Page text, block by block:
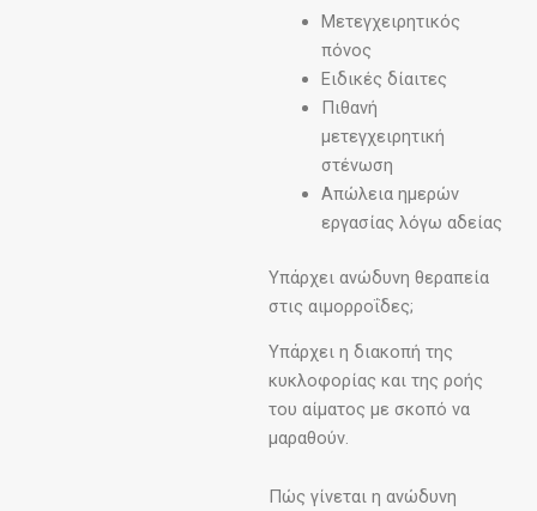
Μετεγχειρητικός
πόνος
Ειδικές δίαιτες
Πιθανή
μετεγχειρητική
στένωση
Απώλεια ημερών
εργασίας λόγω αδείας
Υπάρχει ανώδυνη θεραπεία
στις αιμορροΐδες;
Υπάρχει η διακοπή της
κυκλοφορίας και της ροής
του αίματος με σκοπό να
μαραθούν.
Πώς γίνεται η ανώδυνη